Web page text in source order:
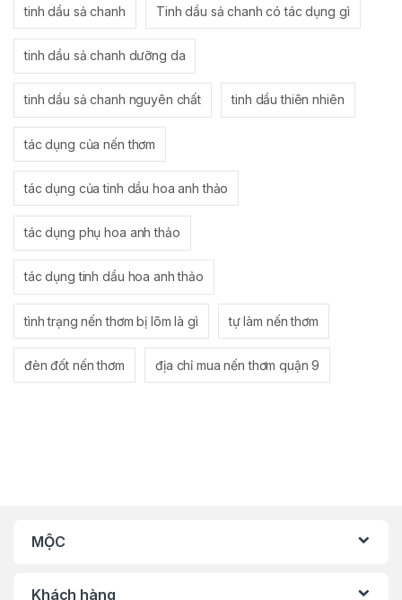
tinh dầu sả chanh Tinh dầu sả chanh có tác dụng gì
tinh dầu sả chanh dưỡng da
tinh dầu sả chanh nguyên chất tinh dầu thiên nhiên
tác dụng của nến thơm
tác dụng của tinh dầu hoa anh thảo
tác dụng phụ hoa anh thảo
tác dụng tinh dầu hoa anh thảo
tình trạng nến thơm bị lõm là gì tự làm nến thơm
đèn đốt nến thơm địa chỉ mua nến thơm quận 9
MỘC
Khách hàng